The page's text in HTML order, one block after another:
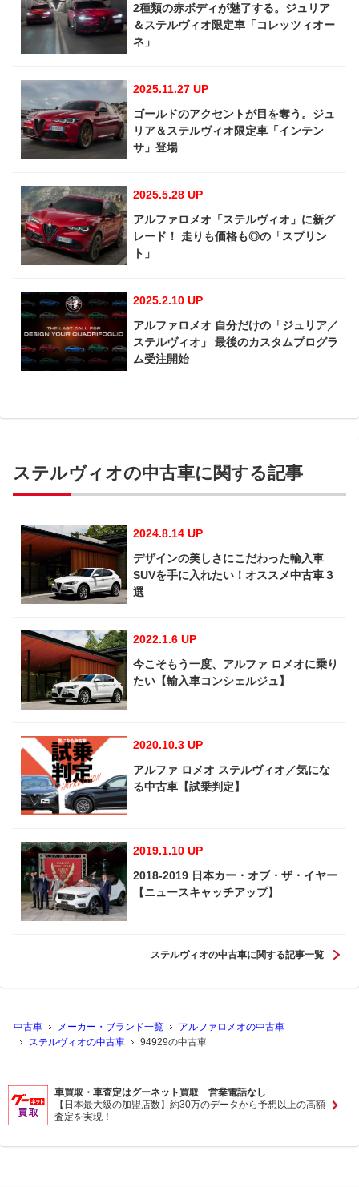
2種類の赤ボディが魅了する。ジュリア
＆ステルヴィオ限定車「コレッツィオー
ネ」
2025.11.27 UP
ゴールドのアクセントが目を奪う。ジュ
リア＆ステルヴィオ限定車「インテン
サ」登場
2025.5.28 UP
アルファロメオ「ステルヴィオ」に新グ
レード！ 走りも価格も◎の「スプリン
ト」
2025.2.10 UP
アルファロメオ 自分だけの「ジュリア／
ステルヴィオ」 最後のカスタムプログラ
ム受注開始
ステルヴィオの中古車に関する記事
2024.8.14 UP
デザインの美しさにこだわった輸入車
SUVを手に入れたい！オススメ中古車３
選
2022.1.6 UP
今こそもう一度、アルファ ロメオに乗り
たい【輸入車コンシェルジュ】
2020.10.3 UP
アルファ ロメオ ステルヴィオ／気にな
る中古車【試乗判定】
2019.1.10 UP
2018-2019 日本カー・オブ・ザ・イヤー
【ニュースキャッチアップ】
ステルヴィオの中古車に関する記事一覧
中古車 メーカー・ブランド一覧
アルファロメオの中古車
ステルヴィオの中古車
94929の中古車
車買取・車査定はグーネット買取 営業電話なし
【日本最大級の加盟店数】約30万のデータから予想以上の高額
査定を実現！